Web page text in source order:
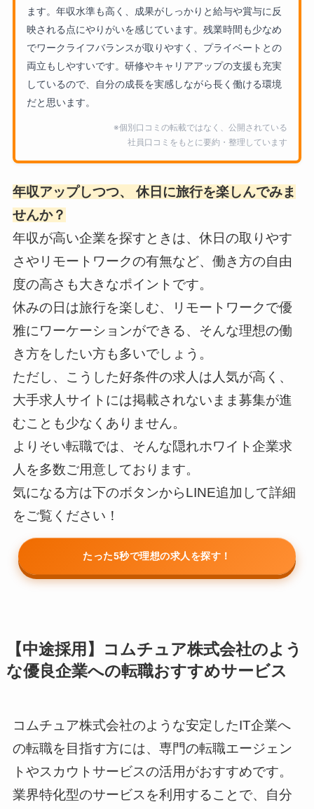
ます。年収水準も高く、成果がしっかりと給与や賞与に反
映される点にやりがいを感じています。残業時間も少なめ
でワークライフバランスが取りやすく、プライベートとの
両立もしやすいです。研修やキャリアアップの支援も充実
しているので、自分の成長を実感しながら長く働ける環境
だと思います。
※個別口コミの転載ではなく、公開されている
社員口コミをもとに要約・整理しています
年収アップしつつ、 休日に旅行を楽しんでみま
せんか？
年収が高い企業を探すときは、休日の取りやす
さやリモートワークの有無など、働き方の自由
度の高さも大きなポイントです。
休みの日は旅行を楽しむ、リモートワークで優
雅にワーケーションができる、そんな理想の働
き方をしたい方も多いでしょう。
ただし、こうした好条件の求人は人気が高く、
大手求人サイトには掲載されないまま募集が進
むことも少なくありません。
よりそい転職では、そんな隠れホワイト企業求
人を多数ご用意しております。
気になる方は下のボタンからLINE追加して詳細
をご覧ください！
たった5秒で理想の求人を探す！
【中途採用】コムチュア株式会社のよう
な優良企業への転職おすすめサービス
コムチュア株式会社のような安定したIT企業へ
の転職を目指す方には、専門の転職エージェン
トやスカウトサービスの活用がおすすめです。
業界特化型のサービスを利用することで、自分